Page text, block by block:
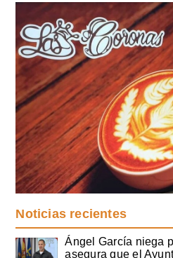
Noticias recientes
Ángel García niega
asegura que el